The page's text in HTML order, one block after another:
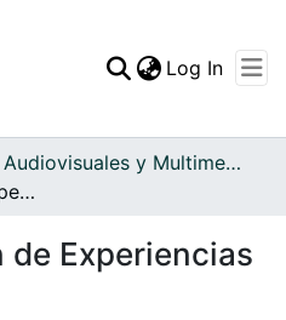
All of DSpace
Log In
Audiovisuales y Multimedia
Sistematización de Experiencias Parte I
Experiencias